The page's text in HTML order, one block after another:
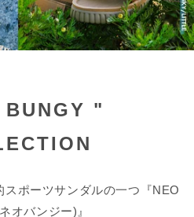
"
ポーツサンダルの一つ『NEO
オバンジー)』